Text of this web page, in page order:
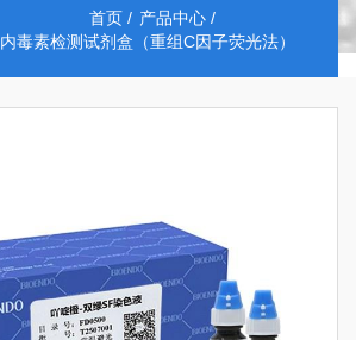
首页
产品中心
内毒素检测试剂盒（重组C因子荧光法）